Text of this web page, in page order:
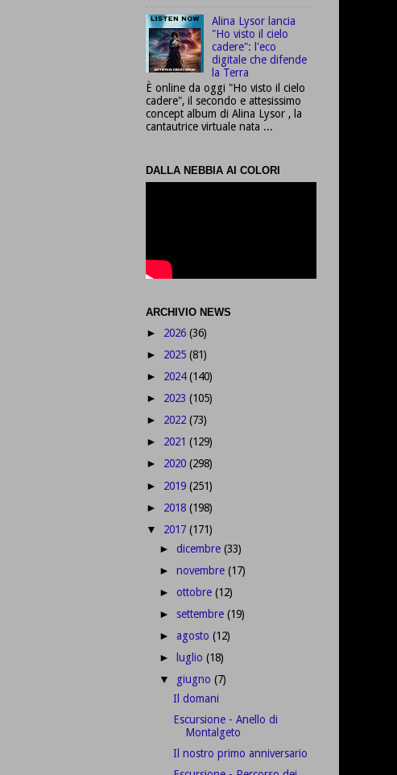
Alina Lysor lancia
"Ho visto il cielo
cadere": l'eco
digitale che difende
la Terra
È online da oggi "Ho visto il cielo
cadere", il secondo e attesissimo
concept album di Alina Lysor , la
cantautrice virtuale nata ...
DALLA NEBBIA AI COLORI
ARCHIVIO NEWS
► 2026 (36)
► 2025 (81)
► 2024(140)
► 2023 (105)
► 2022 (73)
► 2021 (129)
► 2020 (298)
► 2019 (251)
► 2018 (198)
▼ 2017 (171)
►dicembre(33)
►novembre(17)
►ottobre(12)
► settembre(19)
►agosto(12)
► luglio(18)
▼ giugno(7)
Il domani
Escursione - Anello di
Montalgeto
Il nostro primo anniversario